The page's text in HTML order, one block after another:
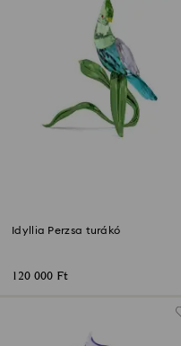
Idyllia Perzsa turákó
120 000 Ft